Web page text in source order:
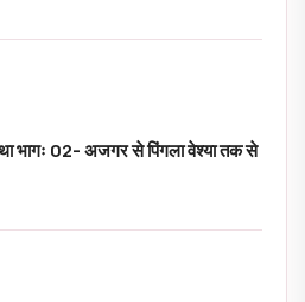
भागः 02- अजगर से पिंगला वेश्या तक से